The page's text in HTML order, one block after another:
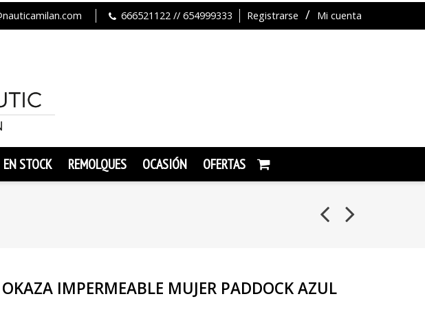
Registrarse Mi cuenta
666521122 // 654999333
EN STOCK REMOLQUES OCASIÓN OFERTAS
IMPERMEABLE MUJER PADDOCK AZUL